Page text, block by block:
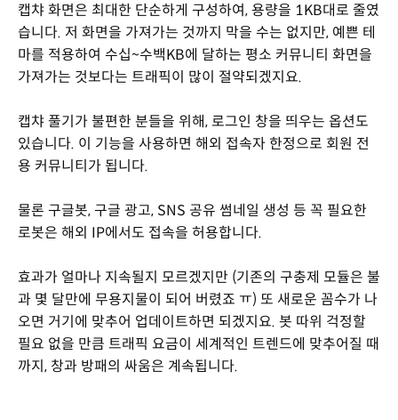
캡챠 화면은 최대한 단순하게 구성하여, 용량을 1KB대로 줄였
습니다. 저 화면을 가져가는 것까지 막을 수는 없지만, 예쁜 테
마를 적용하여 수십~수백KB에 달하는 평소 커뮤니티 화면을
가져가는 것보다는 트래픽이 많이 절약되겠지요.
캡챠 풀기가 불편한 분들을 위해, 로그인 창을 띄우는 옵션도
있습니다. 이 기능을 사용하면 해외 접속자 한정으로 회원 전
용 커뮤니티가 됩니다.
물론 구글봇, 구글 광고, SNS 공유 썸네일 생성 등 꼭 필요한
로봇은 해외 IP에서도 접속을 허용합니다.
효과가 얼마나 지속될지 모르겠지만 (기존의 구충제 모듈은 불
과 몇 달만에 무용지물이 되어 버렸죠 ㅠ) 또 새로운 꼼수가 나
오면 거기에 맞추어 업데이트하면 되겠지요. 봇 따위 걱정할
필요 없을 만큼 트래픽 요금이 세계적인 트렌드에 맞추어질 때
까지, 창과 방패의 싸움은 계속됩니다.